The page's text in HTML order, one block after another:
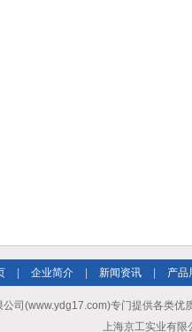
企业简介 新闻资讯 产品
公司(www.ydg17.com)专门提供各类优
上海京工实业有限